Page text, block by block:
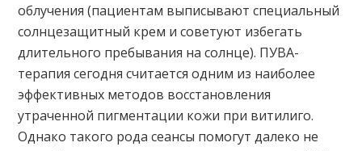
облучения (пациентам выписывают специальный
солнцезащитный крем и советуют избегать
длительного пребывания на солнце). ПУВА-
терапия сегодня считается одним из наиболее
эффективных методов восстановления
утраченной пигментации кожи при витилиго.
Однако такого рода сеансы помогут далеко не